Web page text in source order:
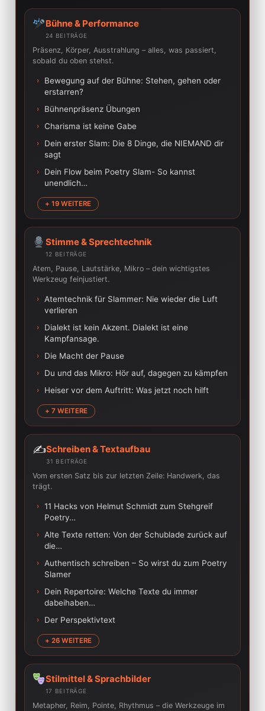
Bühne & Performance
24 BEITRÄGE
Präsenz, Körper, Ausstrahlung – alles, was passiert,
sobald du oben stehst.
›
Bewegung auf der Bühne: Stehen, gehen oder
erstarren?
› Bühnenpräsenz Übungen
› Charisma ist keine Gabe
›
Dein erster Slam: Die 8 Dinge, die NIEMAND dir
sagt
›
Dein Flow beim Poetry Slam- So kannst
unendlich…
+ 19 WEITERE
Stimme & Sprechtechnik
12 BEITRÄGE
Atem, Pause, Lautstärke, Mikro – dein wichtigstes
Werkzeug feinjustiert.
›
Atemtechnik für Slammer: Nie wieder die Luft
verlieren
›
Dialekt ist kein Akzent. Dialekt ist eine
Kampfansage.
› Die Macht der Pause
› Du und das Mikro: Hör auf, dagegen zu kämpfen
› Heiser vor dem Auftritt: Was jetzt noch hilft
+ 7 WEITERE
✍️Schreiben & Textaufbau
31 BEITRÄGE
Vom ersten Satz bis zur letzten Zeile: Handwerk, das
trägt.
› 11 Hacks von Helmut Schmidt zum Stehgreif
Poetry…
›
Alte Texte retten: Von der Schublade zurück auf
die…
›
Authentisch schreiben – So wirst du zum Poetry
Slamer
›
Dein Repertoire: Welche Texte du immer
dabeihaben…
› Der Perspektivtext
+ 26 WEITERE
Stilmittel & Sprachbilder
17 BEITRÄGE
Metapher, Reim, Pointe, Rhythmus – die Werkzeuge im